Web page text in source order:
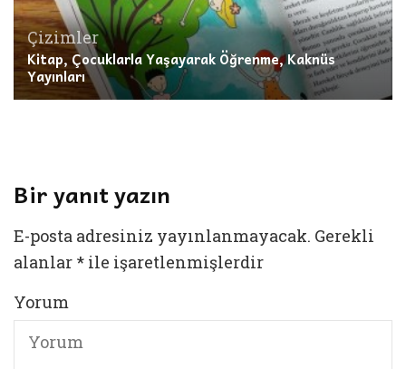
Çizimler
Kitap, Çocuklarla Yaşayarak Öğrenme, Kaknüs
Yayınları
Bir yanıt yazın
E-posta adresiniz yayınlanmayacak. Gerekli
alanlar * ile işaretlenmişlerdir
Yorum